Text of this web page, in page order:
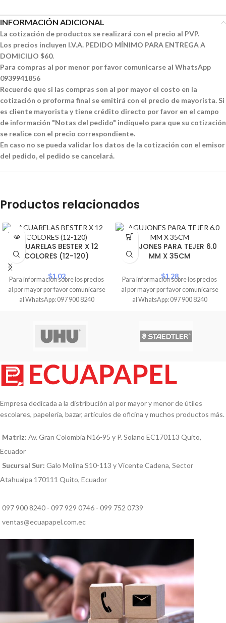
INFORMACIÓN ADICIONAL
La cotización de productos se realizará con el precio al PVP.
Los precios incluyen I.V.A. PEDIDO MÍNIMO PARA ENTREGA A
DOMICILIO $60.
Para compras al por menor por favor comunicarse al WhatsApp
0939941856
Recuerde que si las compras son al por mayor el costo en la
cotización o proforma final se emitirá con el precio de mayorista. Si
es cliente mayorista y tiene crédito directo por favor en el campo
de información "Notas del pedido" indíquelo para que su cotización
se realice con el precio correspondiente.
En caso no se pueda validar los datos de la cotización con el emisor
del pedido, el pedido se cancelará.
Productos relacionados
SOLD
OUT
ACUARELAS BESTER X 12
COLORES (12-120)
$1.02
Para información sobre los precios
al por mayor por favor comunicarse
al WhatsApp: 097 900 8240
AGUJONES PARA TEJER 6.0
MM X 35CM
$1.28
Para información sobre los precios
al por mayor por favor comunicarse
al WhatsApp: 097 900 8240
Empresa dedicada a la distribución al por mayor y menor de útiles
escolares, papelería, bazar, artículos de oficina y muchos productos más.
Matriz: Av. Gran Colombia N16-95 y P. Solano EC170113 Quito,
Ecuador
Sucursal Sur: Galo Molina S10-113 y Vicente Cadena, Sector
Atahualpa 170111 Quito, Ecuador
097 900 8240 - 097 929 0746 - 099 752 0739
ventas@ecuapapel.com.ec